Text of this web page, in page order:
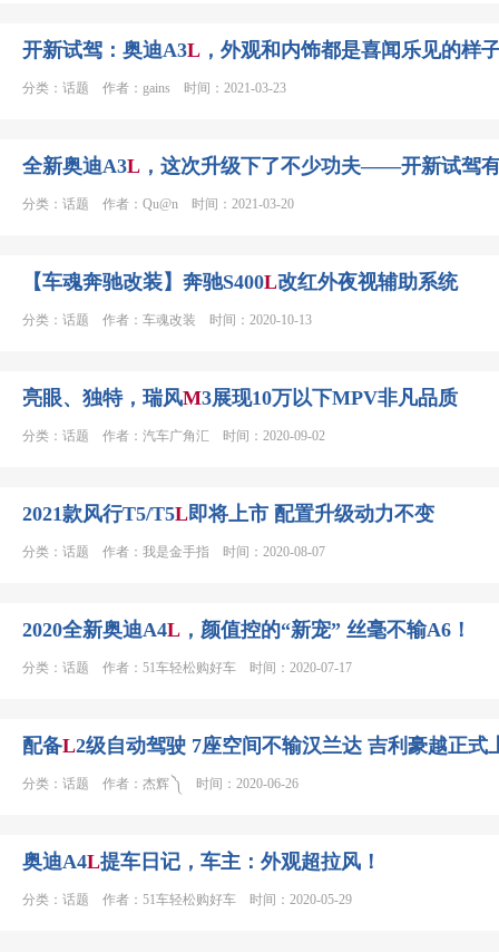
开新试驾：奥迪A3L ，外观和内饰都是喜闻乐见的样
分类：话题 作者：gains 时间：2021-03-23
全新奥迪A3L ，这次升级下了不少功夫——开新试驾
分类：话题 作者：Qu@n 时间：2021-03-20
【车魂奔驰改装】奔驰S400L改红外夜视辅助系统​​​​
分类：话题 作者：车魂改装 时间：2020-10-13
亮眼、独特，瑞风M3展现10万以下MPV非凡品质
分类：话题 作者：汽车广角汇 时间：2020-09-02
2021款风行T5/T5L即将上市 配置升级动力不变
分类：话题 作者：我是金手指 时间：2020-08-07
2020全新奥迪A4L ，颜值控的“新宠” 丝毫不输A6！
分类：话题 作者：51车轻松购好车 时间：2020-07-17
配备L2级自动驾驶 7座空间不输汉兰达 吉利豪越正式
分类：话题 作者：杰辉 ༽ 时间：2020-06-26
奥迪A4L提车日记，车主：外观超拉风！
分类：话题 作者：51车轻松购好车 时间：2020-05-29